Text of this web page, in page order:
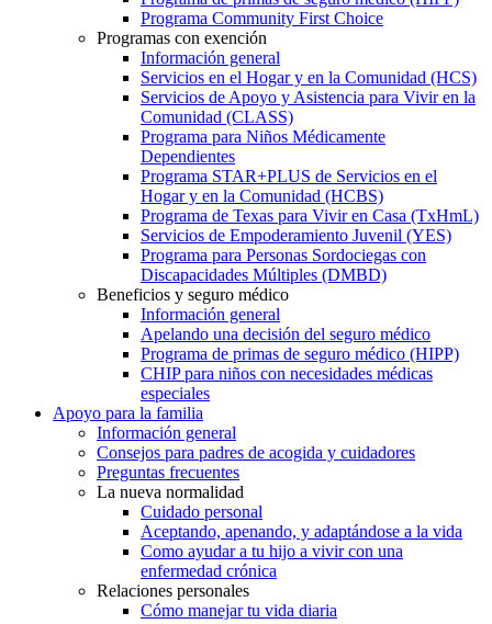
Programa Community First Choice
Programas con exención
Información general
Servicios en el Hogar y en la Comunidad (HCS)
Servicios de Apoyo y Asistencia para Vivir en la
Comunidad (CLASS)
Programa para Niños Médicamente
Dependientes
Programa STAR+PLUS de Servicios en el
Hogar y en la Comunidad (HCBS)
Programa de Texas para Vivir en Casa (TxHmL)
Servicios de Empoderamiento Juvenil (YES)
Programa para Personas Sordociegas con
Discapacidades Múltiples (DMBD)
Beneficios y seguro médico
Información general
Apelando una decisión del seguro médico
Programa de primas de seguro médico (HIPP)
CHIP para niños con necesidades médicas
especiales
Apoyo para la familia
Información general
Consejos para padres de acogida y cuidadores
Preguntas frecuentes
La nueva normalidad
Cuidado personal
Aceptando, apenando, y adaptándose a la vida
Como ayudar a tu hijo a vivir con una
enfermedad crónica
Relaciones personales
Cómo manejar tu vida diaria